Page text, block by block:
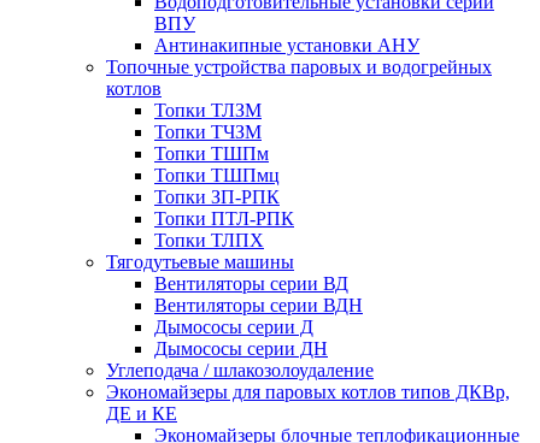
ВПУ
Антинакипные установки АНУ
Топочные устройства паровых и водогрейных
котлов
Топки ТЛЗМ
Топки ТЧЗМ
Топки ТШПм
Топки ТШПмц
Топки ЗП-РПК
Топки ПТЛ-РПК
Топки ТЛПХ
Тягодутьевые машины
Вентиляторы серии ВД
Вентиляторы серии ВДН
Дымососы серии Д
Дымососы серии ДН
Углеподача / шлакозолоудаление
Экономайзеры для паровых котлов типов ДКВр,
ДЕ и КЕ
Экономайзеры блочные теплофикационные